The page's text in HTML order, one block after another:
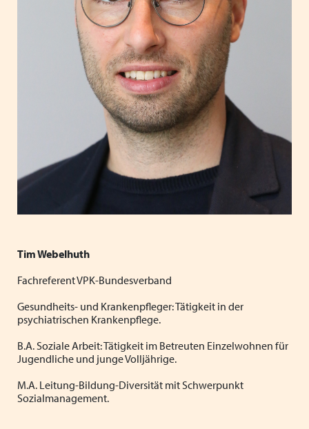
Tim Webelhuth
Fachreferent VPK-Bundesverband
Gesundheits- und Krankenpfleger: Tätigkeit in der
psychiatrischen Krankenpflege.
B.A. Soziale Arbeit: Tätigkeit im Betreuten Einzelwohnen für
Jugendliche und junge Volljährige.
M.A. Leitung-Bildung-Diversität mit Schwerpunkt
Sozialmanagement.